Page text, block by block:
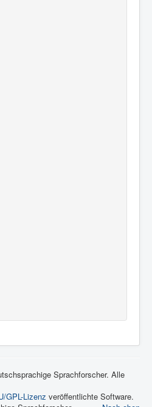
Sprachforscher. Alle
GPL-Lizenz veröffentlichte Software.